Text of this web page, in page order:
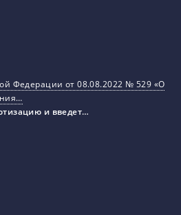
Федерации от 08.08.2022 № 529 «О
и введет…